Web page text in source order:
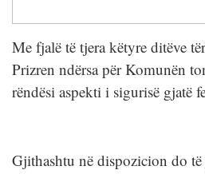
Me fjalë të tjera këtyre ditëve
Prizren ndërsa për Komunën
rëndësi aspekti i sigurisë gjatë
Gjithashtu në dispozicion do